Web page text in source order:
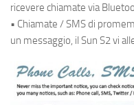
ricevere chiamate via
• Chiamate / SMS di
un messaggio, il Sun S2 vi